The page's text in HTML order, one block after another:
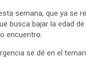
semana, que ya se
busca bajar la edad
encuentro.
se dé en el